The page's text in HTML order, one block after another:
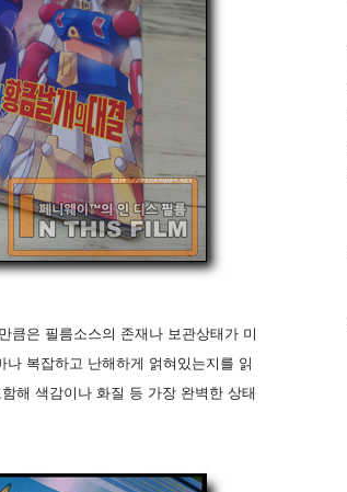
큼은 필름소스의 존재나 보관상태가 미
복잡하고 난해하게 얽혀있는지를 읽
해 색감이나 화질 등 가장 완벽한 상태